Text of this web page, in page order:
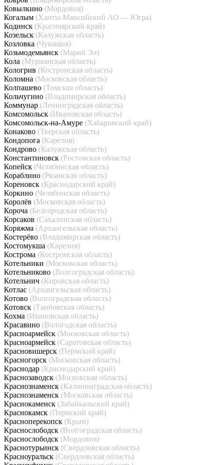
Ковылкино (Мордовия)
Когалым (Ханты-Мансийский АО — Югра)
Кодинск (Красноярский край)
Козельск (Калужская область)
Козловка (Чувашия)
Козьмодемьянск (Марий Эл)
Кола (Мурманская область)
Кологрив (Костромская область)
Коломна (Московская область)
Колпашево (Томская область)
Кольчугино (Владимирская область)
Коммунар (Ленинградская область)
Комсомольск (Ивановская область)
Комсомольск-на-Амуре (Хабаровский край)
Конаково (Тверская область)
Кондопога (Карелия)
Кондрово (Калужская область)
Константиновск (Ростовская область)
Копейск (Челябинская область)
Кораблино (Рязанская область)
Кореновск (Краснодарский край)
Коркино (Челябинская область)
Королёв (Московская область)
Короча (Белгородская область)
Корсаков (Сахалинская область)
Коряжма (Архангельская область)
Костерёво (Владимирская область)
Костомукша (Карелия)
Кострома (Костромская область)
Котельники (Московская область)
Котельниково (Волгоградская область)
Котельнич (Кировская область)
Котлас (Архангельская область)
Котово (Волгоградская область)
Котовск (Тамбовская область)
Кохма (Ивановская область)
Красавино (Вологодская область)
Красноармейск (Московская область)
Красноармейск (Саратовская область)
Красновишерск (Пермский край)
Красногорск (Московская область)
Краснодар (Краснодарский край)
Краснозаводск (Московская область)
Краснознаменск (Калининградская область)
Краснознаменск (Московская область)
Краснокаменск (Забайкальский край)
Краснокамск (Пермский край)
Красноперекопск (Крым)
Краснослободск (Волгоградская область)
Краснослободск (Мордовия)
Краснотурьинск (Свердловская область)
Красноуральск (Свердловская область)